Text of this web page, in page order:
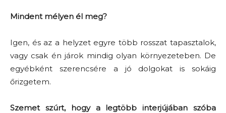
Mindent mélyen él meg?
Igen, és az a helyzet egyre több rosszat tapasztalok,
vagy csak én járok mindig olyan környezeteben. De
egyébként szerencsére a jó dolgokat is sokáig
őrizgetem.
Szemet szúrt, hogy a legtöbb interjújában szóba